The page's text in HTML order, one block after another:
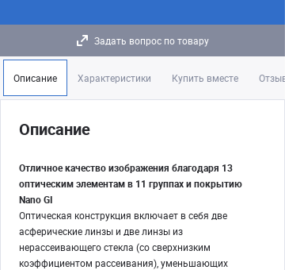
Задать вопрос по товару
Описание Характеристики Купить вместе
Описание
Отличное качество изображения благодаря 13
оптическим элементам в 11 группах и покрытию
Nano GI
Оптическая конструкция включает в себя две
асферические линзы и две линзы из
нерассеивающего стекла (со сверхнизким
коэффициентом рассеивания), уменьшающих